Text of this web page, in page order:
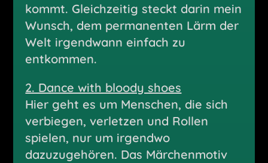
kommt. Gleichzeitig steckt darin mein
Wunsch, dem permanenten Lärm der
Welt irgendwann einfach zu
entkommen.
2. Dance with bloody shoes
Hier geht es um Menschen, die sich
verbiegen, verletzen und Rollen
spielen, nur um irgendwo
dazuzugehören. Das Märchenmotiv